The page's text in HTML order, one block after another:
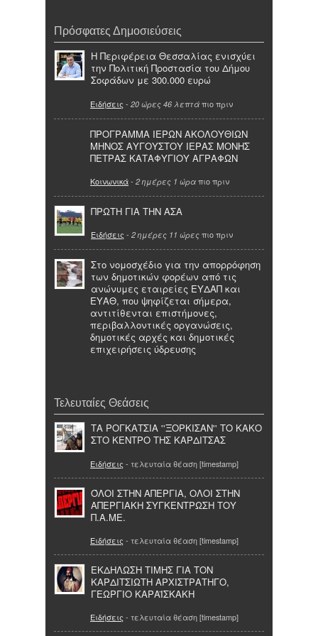
Πρόσφατες Δημοσιεύσεις
Η Περιφέρεια Θεσσαλίας ενισχύει
την Πολιτική Προστασία του Δήμου
Σοφάδων με 300.000 ευρώ
Ειδήσεις - 20 ώρες 46 λεπτά πιο πριν
ΠΡΟΓΡΑΜΜΑ ΙΕΡΩΝ ΑΚΟΛΟΥΘΙΩΝ
ΜΗΝΟΣ ΑΥΓΟΥΣΤΟΥ ΙΕΡΑΣ ΜΟΝΗΣ
ΠΕΤΡΑΣ ΚΑΤΑΦΥΓΙΟΥ ΑΓΡΑΦΩΝ
Κοινωνικά- 2 ημέρες 1 ώρα πιο πριν
ΠΡΩΤΗ ΓΙΑ ΤΗΝ ΑΣΑ
Ειδήσεις - 2 ημέρες 11 ώρες πιο πριν
Στο νομοσχέδιο για την απορρόφηση
των δημοτικών φορέων από τις
ανώνυμες εταιρείες ΕΥΔΑΠ και
ΕΥΑΘ, που ψηφίζεται σήμερα,
αντιτίθενται επιστήμονες,
περιβαλλοντικές οργανώσεις,
δημοτικές αρχές και δημοτικές
επιχειρήσεις ύδρευσης
Τελευταίες Θεάσεις
ΤΑ ΡΟΓΚΑΤΣΙΑ ''ΞΟΡΚΙΣΑΝ'' ΤΟ ΚΑΚΟ
ΣΤΟ ΚΕΝΤΡΟ ΤΗΣ ΚΑΡΔΙΤΣΑΣ
Ειδήσεις - τελευταία θέαση [timestamp]
ΌΛΟΙ ΣΤΗΝ ΑΠΕΡΓΙΑ, ΟΛΟΙ ΣΤΗΝ
ΑΠΕΡΓΙΑΚΗ ΣΥΓΚΕΝΤΡΩΣΗ ΤΟΥ
Π.Α.ΜΕ.
Ειδήσεις - τελευταία θέαση [timestamp]
ΕΚΔΗΛΩΣΗ ΤΙΜΗΣ ΓΙΑ ΤΟΝ
ΚΑΡΔΙΤΣΙΩΤΗ ΑΡΧΙΣΤΡΑΤΗΓΟ,
ΓΕΩΡΓΙΟ ΚΑΡΑΪΣΚΑΚΗ
Ειδήσεις - τελευταία θέαση [timestamp]